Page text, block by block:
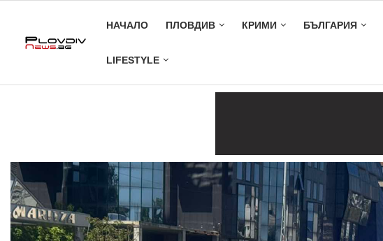
НАЧАЛО ПЛОВДИВ КРИМИ БЪЛГАРИЯ
LIFESTYLE